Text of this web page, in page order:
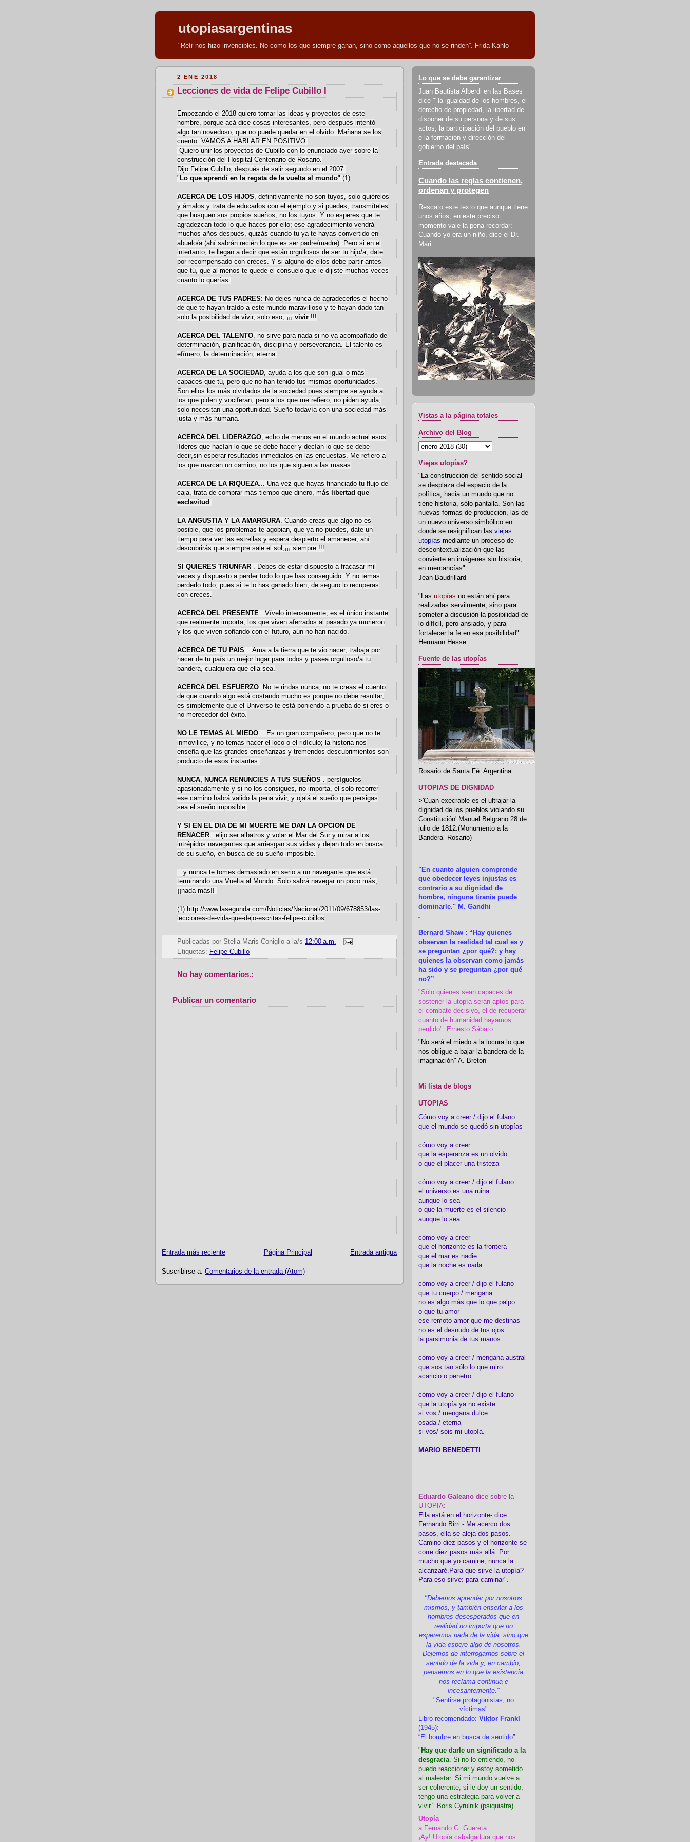
utopiasargentinas
"Reír nos hizo invencibles. No como los que siempre ganan, sino como aquellos que no se rinden”. Frida Kahlo
2 ENE 2018
Lecciones de vida de Felipe Cubillo I
Empezando el 2018 quiero tomar las ideas y proyectos de este
hombre, porque acá dice cosas interesantes, pero después intentó
algo tan novedoso, que no puede quedar en el olvido. Mañana se los
cuento. VAMOS A HABLAR EN POSITIVO.
Quiero unir los proyectos de Cubillo con lo enunciado ayer sobre la
construcción del Hospital Centenario de Rosario.
Dijo Felipe Cubillo, después de salir segundo en el 2007:
" Lo que aprendí en la regata de la vuelta al mundo" (1)
ACERCA DE LOS HIJOS, definitivamente no son tuyos, solo quiérelos
y ámalos y trata de educarlos con el ejemplo y si puedes, transmíteles
que busquen sus propios sueños, no los tuyos. Y no esperes que te
agradezcan todo lo que haces por ello; ese agradecimiento vendrá
muchos años después, quizás cuando tu ya te hayas convertido en
abuelo/a (ahí sabrán recién lo que es ser padre/madre). Pero si en el
intertanto, te llegan a decir que están orgullosos de ser tu hijo/a, date
por recompensado con creces. Y si alguno de ellos debe partir antes
que tú, que al menos te quede el consuelo que le dijiste muchas veces
cuanto lo querías.
ACERCA DE TUS PADRES: No dejes nunca de agradecerles el hecho
de que te hayan traído a este mundo maravilloso y te hayan dado tan
solo la posibilidad de vivir, solo eso, ¡¡¡ vivir !!!
ACERCA DEL TALENTO, no sirve para nada si no va acompañado de
determinación, planificación, disciplina y perseverancia. El talento es
efímero, la determinación, eterna.
ACERCA DE LA SOCIEDAD, ayuda a los que son igual o más
capaces que tú, pero que no han tenido tus mismas oportunidades.
Son ellos los más olvidados de la sociedad pues siempre se ayuda a
los que piden y vociferan, pero a los que me refiero, no piden ayuda,
solo necesitan una oportunidad. Sueño todavía con una sociedad más
justa y más humana.
ACERCA DEL LIDERAZGO, echo de menos en el mundo actual esos
líderes que hacían lo que se debe hacer y decían lo que se debe
decir,sin esperar resultados inmediatos en las encuestas. Me refiero a
los que marcan un camino, no los que siguen a las masas
ACERCA DE LA RIQUEZA... Una vez que hayas financiado tu flujo de
caja, trata de comprar más tiempo que dinero, más libertad que
esclavitud .
LA ANGUSTIA Y LA AMARGURA. Cuando creas que algo no es
posible, que los problemas te agobian, que ya no puedes, date un
tiempo para ver las estrellas y espera despierto el amanecer, ahí
descubrirás que siempre sale el sol,¡¡¡ siempre !!!
SI QUIERES TRIUNFAR . Debes de estar dispuesto a fracasar mil
veces y dispuesto a perder todo lo que has conseguido. Y no temas
perderlo todo, pues si te lo has ganado bien, de seguro lo recuperas
con creces.
ACERCA DEL PRESENTE . Vívelo intensamente, es el único instante
que realmente importa; los que viven aferrados al pasado ya murieron
y los que viven soñando con el futuro, aún no han nacido.
ACERCA DE TU PAIS .. Ama a la tierra que te vio nacer, trabaja por
hacer de tu país un mejor lugar para todos y pasea orgulloso/a tu
bandera, cualquiera que ella sea.
ACERCA DEL ESFUERZO. No te rindas nunca, no te creas el cuento
de que cuando algo está costando mucho es porque no debe resultar,
es simplemente que el Universo te está poniendo a prueba de si eres o
no merecedor del éxito.
NO LE TEMAS AL MIEDO... Es un gran compañero, pero que no te
inmovilice, y no temas hacer el loco o el ridículo; la historia nos
enseña que las grandes enseñanzas y tremendos descubrimientos son
producto de esos instantes.
NUNCA, NUNCA RENUNCIES A TUS SUEÑOS . persíguelos
apasionadamente y si no los consigues, no importa, el solo recorrer
ese camino habrá valido la pena vivir, y ojalá el sueño que persigas
sea el sueño imposible.
Y SI EN EL DIA DE MI MUERTE ME DAN LA OPCION DE
RENACER . elijo ser albatros y volar el Mar del Sur y mirar a los
intrépidos navegantes que arriesgan sus vidas y dejan todo en busca
de su sueño, en busca de su sueño imposible.
.. y nunca te tomes demasiado en serio a un navegante que está
terminando una Vuelta al Mundo. Solo sabrá navegar un poco más,
¡¡nada más!!
(1) http://www.lasegunda.com/Noticias/Nacional/2011/09/678853/las-
lecciones-de-vida-que-dejo-escritas-felipe-cubillos
Publicadas por Stella Maris Coniglio a la/s 12:00 a.m.
Etiquetas: Felipe Cubillo
No hay comentarios.:
Publicar un comentario
Entrada más reciente Entrada antigua
Página Principal
Suscribirse a: Comentarios de la entrada (Atom)
Lo que se debe garantizar
Juan Bautista Alberdi en las Bases
dice ""la igualdad de los hombres, el
derecho de propiedad, la libertad de
disponer de su persona y de sus
actos, la participación del pueblo en
e la formación y dirección del
gobierno del país".
Entrada destacada
Cuando las reglas contienen,
ordenan y protegen
Rescato este texto que aunque tiene
unos años, en este preciso
momento vale la pena recordar:
Cuando yo era un niño, dice el Dr.
Mari...
Vistas a la página totales
Archivo del Blog
Viejas utopías?
"La construcción del sentido social
se desplaza del espacio de la
política, hacia un mundo que no
tiene historia, sólo pantalla. Son las
nuevas formas de producción, las de
un nuevo universo simbólico en
donde se resignifican las viejas
utopías mediante un proceso de
descontextualización que las
convierte en imágenes sin historia;
en mercancías".
Jean Baudrillard
"Las utopías no están ahí para
realizarlas servilmente, sino para
someter a discusión la posibilidad de
lo difícil, pero ansiado, y para
fortalecer la fe en esa posibilidad".
Hermann Hesse
Fuente de las utopías
Rosario de Santa Fé. Argentina
UTOPIAS DE DIGNIDAD
>'Cuan execrable es el ultrajar la
dignidad de los pueblos violando su
Constitución' Manuel Belgrano 28 de
julio de 1812.(Monumento a la
Bandera -Rosario)
"En cuanto alguien comprende
que obedecer leyes injustas es
contrario a su dignidad de
hombre, ninguna tiranía puede
dominarle." M. Gandhi
“
Bernard Shaw : “Hay quienes
observan la realidad tal cual es y
se preguntan ¿por qué?; y hay
quienes la observan como jamás
ha sido y se preguntan ¿por qué
no?”
"Sólo quienes sean capaces de
sostener la utopía serán aptos para
el combate decisivo, el de recuperar
cuanto de humanidad hayamos
perdido". Ernesto Sábato
"No será el miedo a la locura lo que
nos obligue a bajar la bandera de la
imaginación" A. Breton
Mi lista de blogs
UTOPIAS
Cómo voy a creer / dijo el fulano
que el mundo se quedó sin utopías
cómo voy a creer
que la esperanza es un olvido
o que el placer una tristeza
cómo voy a creer / dijo el fulano
el universo es una ruina
aunque lo sea
o que la muerte es el silencio
aunque lo sea
cómo voy a creer
que el horizonte es la frontera
que el mar es nadie
que la noche es nada
cómo voy a creer / dijo el fulano
que tu cuerpo / mengana
no es algo más que lo que palpo
o que tu amor
ese remoto amor que me destinas
no es el desnudo de tus ojos
la parsimonia de tus manos
cómo voy a creer / mengana austral
que sos tan sólo lo que miro
acaricio o penetro
cómo voy a creer / dijo el fulano
que la utopía ya no existe
si vos / mengana dulce
osada / eterna
si vos/ sois mi utopía.
MARIO BENEDETTI
Eduardo Galeano dice sobre la
UTOPIA:
Ella está en el horizonte- dice
Fernando Birri.- Me acerco dos
pasos, ella se aleja dos pasos.
Camino diez pasos y el horizonte se
corre diez pasos más allá. Por
mucho que yo camine, nunca la
alcanzaré.Para que sirve la utopía?
Para eso sirve: para caminar".
"Debemos aprender por nosotros
mismos, y también enseñar a los
hombres desesperados que en
realidad no importa que no
esperemos nada de la vida, sino que
la vida espere algo de nosotros.
Dejemos de interrogarnos sobre el
sentido de la vida y, en cambio,
pensemos en lo que la existencia
nos reclama continua e
incesantemente."
"Sentirse protagonistas, no
víctimas"
Libro recomendado: Viktor Frankl
(1945):
“El hombre en busca de sentido”
" Hay que darle un significado a la
desgracia. Si no lo entiendo, no
puedo reaccionar y estoy sometido
al malestar. Si mi mundo vuelve a
ser coherente, si le doy un sentido,
tengo una estrategia para volver a
vivir." Boris Cyrulnik (psiquiatra)
Utopía
a Fernando G. Guereta
¡Ay! Utopía cabalgadura que nos